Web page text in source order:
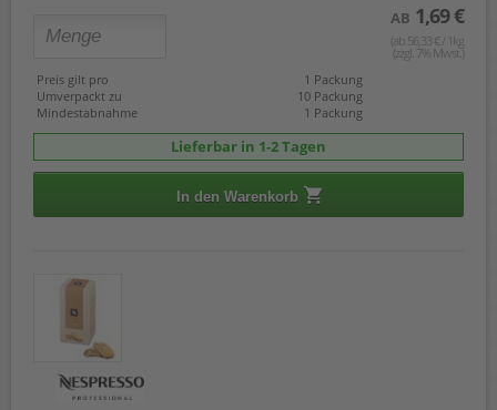
AB 1,69 €
(ab 56,33 € / 1kg
(zzgl. 7% Mwst.)
Preis gilt pro
1 Packung
Umverpackt zu
10 Packung
Mindestabnahme
1 Packung
Lieferbar in 1-2 Tagen
In den Warenkorb